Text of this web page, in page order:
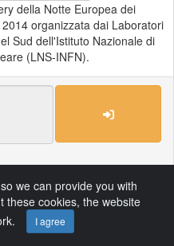
della Notte Europea dei
organizzata dai Laboratori
Sud dell'Istituto Nazionale di
(LNS-INFN).
we can provide you with
these cookies, the website
I agree